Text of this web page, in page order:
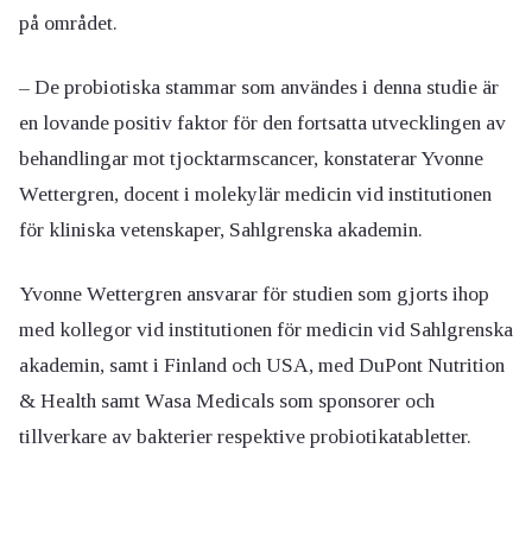
på området.
– De probiotiska stammar som användes i denna studie är
en lovande positiv faktor för den fortsatta utvecklingen av
behandlingar mot tjocktarmscancer, konstaterar Yvonne
Wettergren, docent i molekylär medicin vid institutionen
för kliniska vetenskaper, Sahlgrenska akademin.
Yvonne Wettergren ansvarar för studien som gjorts ihop
med kollegor vid institutionen för medicin vid Sahlgrenska
akademin, samt i Finland och USA, med DuPont Nutrition
& Health samt Wasa Medicals som sponsorer och
tillverkare av bakterier respektive probiotikatabletter.